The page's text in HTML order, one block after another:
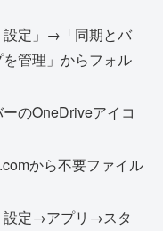
設定」→「同期とバ
管理」からフォル
ーのOneDriveアイコ
から不要ファイル
設定→アプリ→スタ